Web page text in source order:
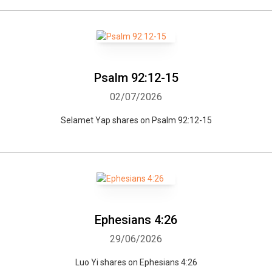
Psalm 92:12-15
02/07/2026
Selamet Yap shares on Psalm 92:12-15
Ephesians 4:26
29/06/2026
Luo Yi shares on Ephesians 4:26